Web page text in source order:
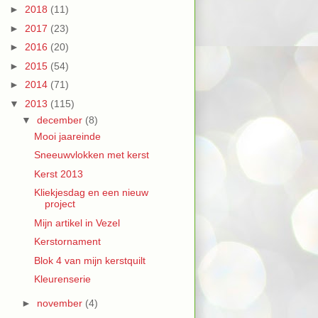
► 2018 (11)
► 2017 (23)
► 2016 (20)
► 2015 (54)
► 2014 (71)
▼ 2013 (115)
▼ december (8)
Mooi jaareinde
Sneeuwvlokken met kerst
Kerst 2013
Kliekjesdag en een nieuw
project
Mijn artikel in Vezel
Kerstornament
Blok 4 van mijn kerstquilt
Kleurenserie
► november (4)